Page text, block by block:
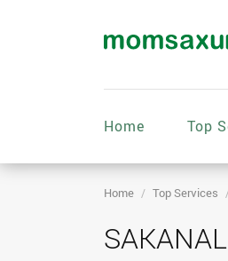
Home Top
Home Top Services